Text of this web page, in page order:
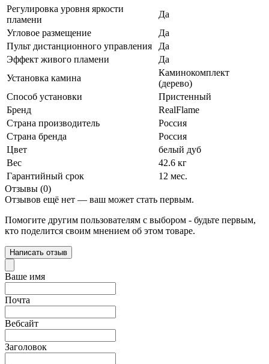
Регулировка уровня яркости
пламени
Да
Угловое размещение
Да
Пульт дистанционного управления
Да
Эффект живого пламени
Да
Установка камина
Каминокомплект
(дерево)
Способ установки
Пристенный
Бренд
RealFlame
Страна производитель
Россия
Страна бренда
Россия
Цвет
белый дуб
Вес
42.6 кг
Гарантийный срок
12 мес.
Отзывы (0)
Отзывов ещё нет — ваш может стать первым.
Помогите другим пользователям с выбором - будьте первым,
кто поделится своим мнением об этом товаре.
Написать отзыв
Ваше имя
Почта
Вебсайт
Заголовок